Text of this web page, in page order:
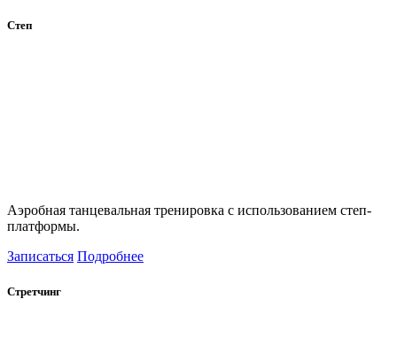
Степ
Аэробная танцевальная тренировка с использованием степ-
платформы.
Записаться Подробнее
Стретчинг